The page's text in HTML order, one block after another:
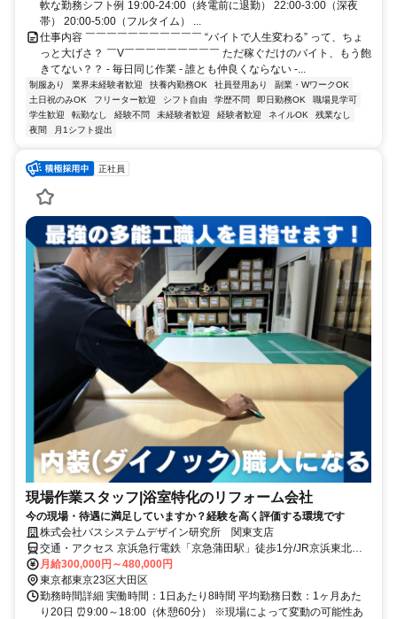
軟な勤務シフト例 19:00-24:00（終電前に退勤） 22:00-3:00（深夜
帯） 20:00-5:00（フルタイム） ...
仕事内容 ￣￣￣￣￣￣￣￣￣￣￣ “バイトで人生変わる” って、ちょ
っと大げさ？ ￣V￣￣￣￣￣￣￣￣￣ ただ稼ぐだけのバイト、もう飽
きてない？？ - 毎日同じ作業 - 誰とも仲良くならない -...
制服あり 業界未経験者歓迎 扶養内勤務OK 社員登用あり
副業・WワークOK
土日祝のみOK
フリーター歓迎 シフト自由 学歴不問 即日勤務OK
職場見学可
学生歓迎
転勤なし 経験不問 未経験者歓迎 経験者歓迎 ネイルOK
残業なし
夜間
月1シフト提出
正社員
現場作業スタッフ|浴室特化のリフォーム会社
今の現場・待遇に満足していますか？経験を高く評価する環境です
株式会社バスシステムデザイン研究所 関東支店
交通・アクセス 京浜急行電鉄「京急蒲田駅」徒歩1分/JR京浜東北線
「JR蒲田駅」徒歩10分/東急多摩川線・池上線「東急蒲田駅」徒歩11
分 ※社用車通勤もOK
月給300,000円～480,000円
東京都東京23区大田区
勤務時間詳細 実働時間：1日あたり8時間 平均勤務日数：1ヶ月あた
り20日 ⏰9:00～18:00（休憩60分） ※現場によって変動の可能性あ